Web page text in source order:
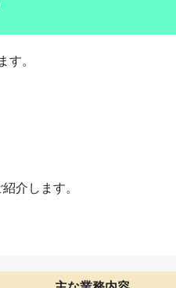
す。
介します。